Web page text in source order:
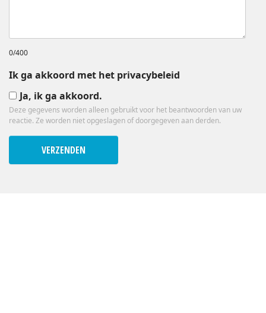
0/400
Ik ga akkoord met het privacybeleid
Ja, ik ga akkoord.
Deze gegevens worden alleen gebruikt voor het beantwoorden van uw
reactie. Ze worden niet opgeslagen of doorgegeven aan derden.
VERZENDEN